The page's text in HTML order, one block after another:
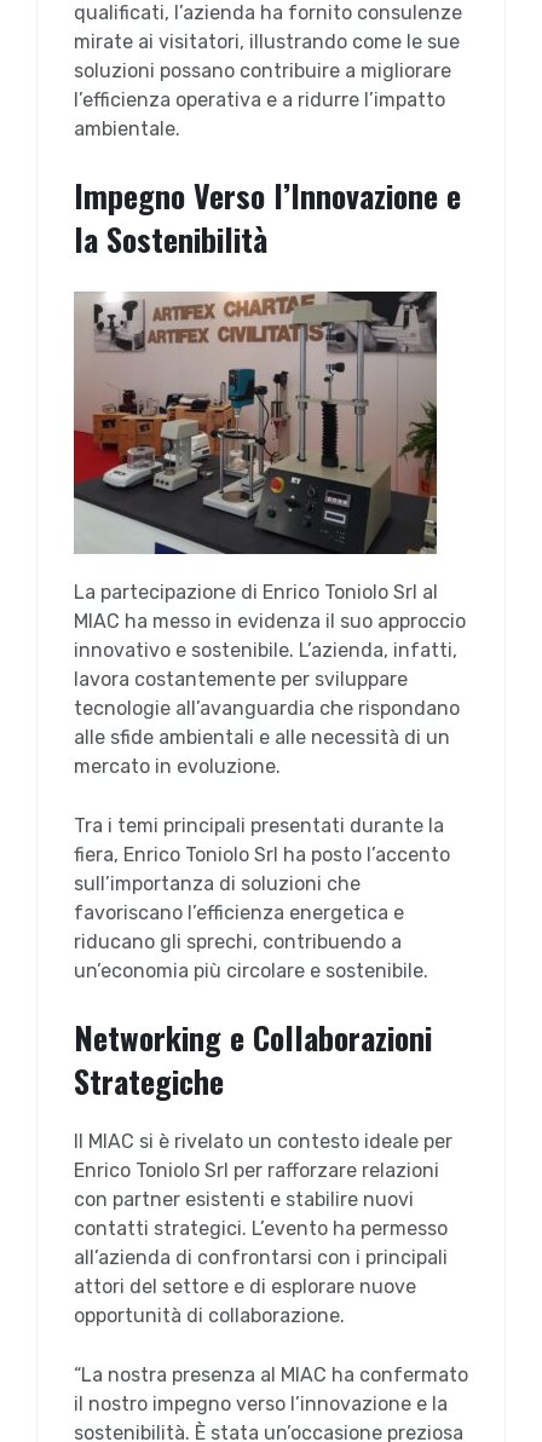
qualificati, l’azienda ha fornito consulenze
mirate ai visitatori, illustrando come le sue
soluzioni possano contribuire a migliorare
l’efficienza operativa e a ridurre l’impatto
ambientale.
Impegno Verso l’Innovazione e
la Sostenibilità
La partecipazione di Enrico Toniolo Srl al
MIAC ha messo in evidenza il suo approccio
innovativo e sostenibile. L’azienda, infatti,
lavora costantemente per sviluppare
tecnologie all’avanguardia che rispondano
alle sfide ambientali e alle necessità di un
mercato in evoluzione.
Tra i temi principali presentati durante la
fiera, Enrico Toniolo Srl ha posto l’accento
sull’importanza di soluzioni che
favoriscano l’efficienza energetica e
riducano gli sprechi, contribuendo a
un’economia più circolare e sostenibile.
Networking e Collaborazioni
Strategiche
Il MIAC si è rivelato un contesto ideale per
Enrico Toniolo Srl per rafforzare relazioni
con partner esistenti e stabilire nuovi
contatti strategici. L’evento ha permesso
all’azienda di confrontarsi con i principali
attori del settore e di esplorare nuove
opportunità di collaborazione.
“La nostra presenza al MIAC ha confermato
il nostro impegno verso l’innovazione e la
sostenibilità. È stata un’occasione preziosa